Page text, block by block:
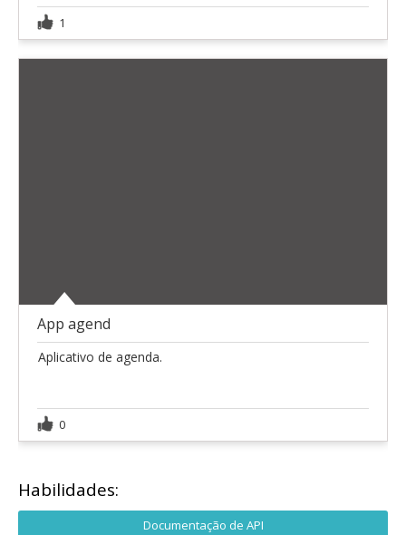
1
App agend
Aplicativo de agenda.
0
Habilidades:
Documentação de API